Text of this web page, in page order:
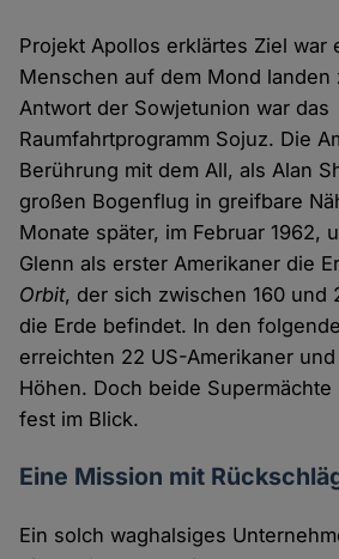
Projekt Apollos erklärtes Ziel war
Menschen auf dem Mond landen
Antwort der Sowjetunion war das
Raumfahrtprogramm Sojuz. Die
Berührung mit dem All, als Alan
großen Bogenflug in greifbare
Monate später, im Februar 1962,
Glenn als erster Amerikaner die
Orbit, der sich zwischen 160 und
die Erde befindet. In den
erreichten 22 US-Amerikaner
Höhen. Doch beide
fest im Blick.
Eine Mission mit
Ein solch waghalsiges